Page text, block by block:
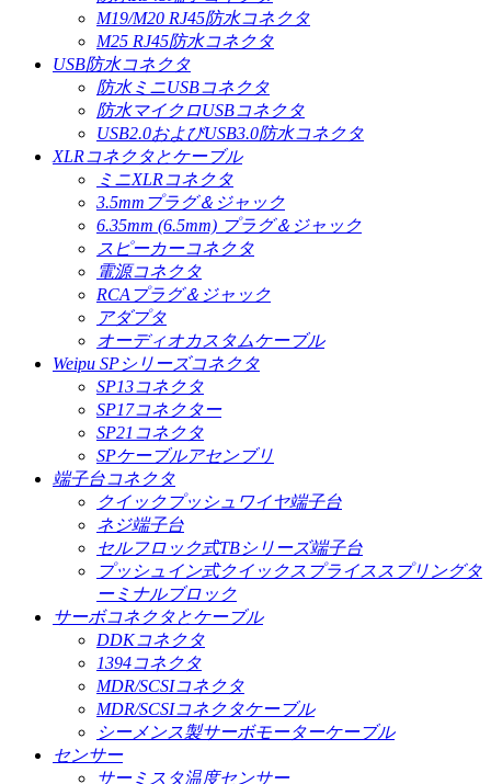
M19/M20 RJ45防水コネクタ
M25 RJ45防水コネクタ
USB防水コネクタ
防水ミニUSBコネクタ
防水マイクロUSBコネクタ
USB2.0およびUSB3.0防水コネクタ
XLRコネクタとケーブル
ミニXLRコネクタ
3.5mmプラグ＆ジャック
6.35mm (6.5mm) プラグ＆ジャック
スピーカーコネクタ
電源コネクタ
RCAプラグ＆ジャック
アダプタ
オーディオカスタムケーブル
Weipu SPシリーズコネクタ
SP13コネクタ
SP17コネクター
SP21コネクタ
SPケーブルアセンブリ
端子台コネクタ
クイックプッシュワイヤ端子台
ネジ端子台
セルフロック式TBシリーズ端子台
プッシュイン式クイックスプライススプリングタ
ーミナルブロック
サーボコネクタとケーブル
DDKコネクタ
1394コネクタ
MDR/SCSIコネクタ
MDR/SCSIコネクタケーブル
シーメンス製サーボモーターケーブル
センサー
サーミスタ温度センサー